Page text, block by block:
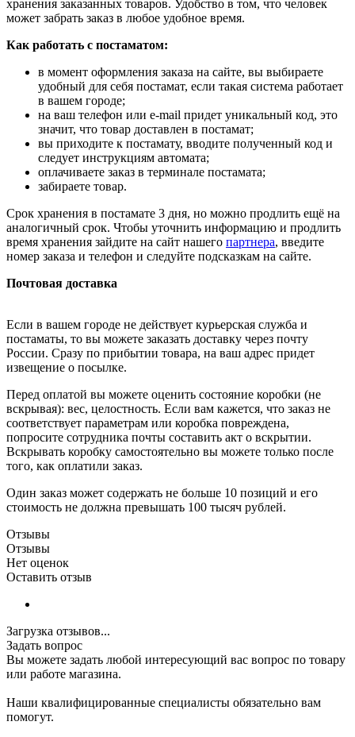
хранения заказанных товаров. Удобство в том, что человек
может забрать заказ в любое удобное время.
Как работать с постаматом:
в момент оформления заказа на сайте, вы выбираете
удобный для себя постамат, если такая система работает
в вашем городе;
на ваш телефон или e-mail придет уникальный код, это
значит, что товар доставлен в постамат;
вы приходите к постамату, вводите полученный код и
следует инструкциям автомата;
оплачиваете заказ в терминале постамата;
забираете товар.
Срок хранения в постамате 3 дня, но можно продлить ещё на
аналогичный срок. Чтобы уточнить информацию и продлить
время хранения зайдите на сайт нашего партнера, введите
номер заказа и телефон и следуйте подсказкам на сайте.
Почтовая доставка
Если в вашем городе не действует курьерская служба и
постаматы, то вы можете заказать доставку через почту
России. Сразу по прибытии товара, на ваш адрес придет
извещение о посылке.
Перед оплатой вы можете оценить состояние коробки (не
вскрывая): вес, целостность. Если вам кажется, что заказ не
соответствует параметрам или коробка повреждена,
попросите сотрудника почты составить акт о вскрытии.
Вскрывать коробку самостоятельно вы можете только после
того, как оплатили заказ.
Один заказ может содержать не больше 10 позиций и его
стоимость не должна превышать 100 тысяч рублей.
Отзывы
Отзывы
Нет оценок
Оставить отзыв
Загрузка отзывов...
Задать вопрос
Вы можете задать любой интересующий вас вопрос по товару
или работе магазина.
Наши квалифицированные специалисты обязательно вам
помогут.